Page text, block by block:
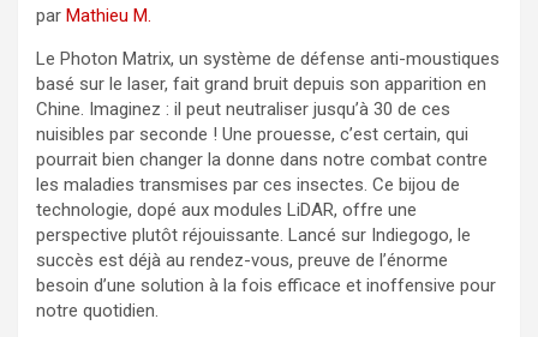
par Mathieu M.
Le Photon Matrix, un système de défense anti-moustiques
basé sur le laser, fait grand bruit depuis son apparition en
Chine. Imaginez : il peut neutraliser jusqu’à 30 de ces
nuisibles par seconde ! Une prouesse, c’est certain, qui
pourrait bien changer la donne dans notre combat contre
les maladies transmises par ces insectes. Ce bijou de
technologie, dopé aux modules LiDAR, offre une
perspective plutôt réjouissante. Lancé sur Indiegogo, le
succès est déjà au rendez-vous, preuve de l’énorme
besoin d’une solution à la fois efficace et inoffensive pour
notre quotidien.